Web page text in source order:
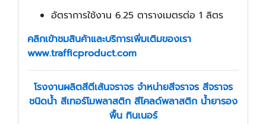
อัตราการใช้งาน 6.25 ตารางเมตรต่อ 1 ลิตร
คลิกเข้าชมสินค้าและบริการเพิ่มเติมของเรา
www.trafficproduct.com
โรงงานผลิตสีตีเส้นจราจร จำหน่ายสีจราจร สีจราจร
ชนิดน้ำ สีเทอร์โมพลาสติก สีโคลด์พลาสติก น้ำยารอง
พื้น ทินเนอร์